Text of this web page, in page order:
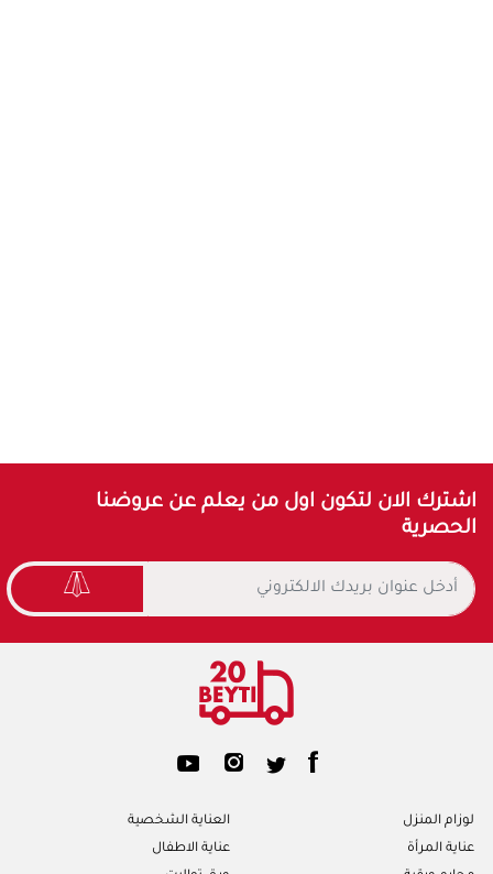
اشترك الان لتكون اول من يعلم عن عروضنا
الحصرية
لوزام المنزل
العناية الشخصية
عناية المرأة
عناية الاطفال